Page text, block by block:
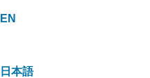
EN
日本語